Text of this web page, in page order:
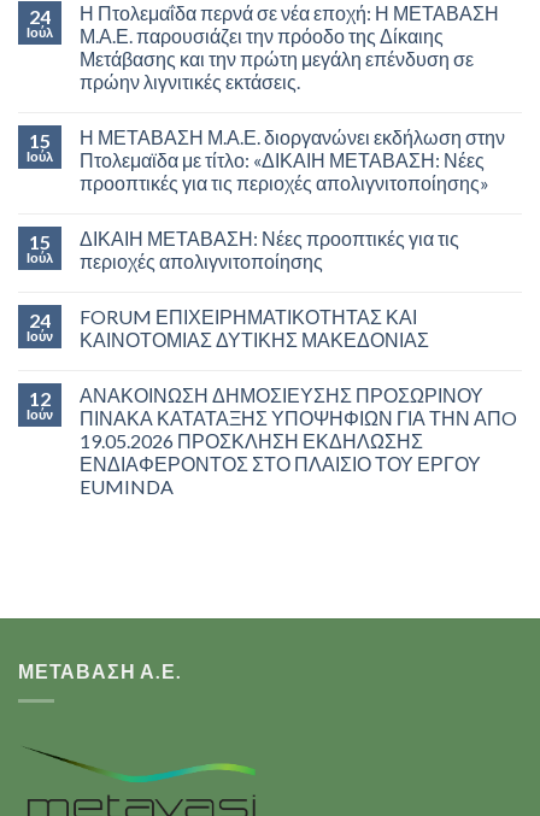
24
Ιούλ
Η Πτολεμαΐδα περνά σε νέα εποχή: Η ΜΕΤΑΒΑΣΗ
Μ.Α.Ε. παρουσιάζει την πρόοδο της Δίκαιης
Μετάβασης και την πρώτη μεγάλη επένδυση σε
πρώην λιγνιτικές εκτάσεις.
15
Ιούλ
Η ΜΕΤΑΒΑΣΗ Μ.Α.Ε. διοργανώνει εκδήλωση στην
Πτολεμαϊδα με τίτλο: «ΔΙΚΑΙΗ ΜΕΤΑΒΑΣΗ: Νέες
προοπτικές για τις περιοχές απολιγνιτοποίησης»
15
Ιούλ
ΔΙΚΑΙΗ ΜΕΤΑΒΑΣΗ: Νέες προοπτικές για τις
περιοχές απολιγνιτοποίησης
24
Ιούν
FORUM ΕΠΙΧΕΙΡΗΜΑΤΙΚΟΤΗΤΑΣ ΚΑΙ
ΚΑΙΝΟΤΟΜΙΑΣ ΔΥΤΙΚΗΣ ΜΑΚΕΔΟΝΙΑΣ
12
Ιούν
ΑΝΑΚΟΙΝΩΣΗ ΔΗΜΟΣΙΕΥΣΗΣ ΠΡΟΣΩΡΙΝΟΥ
ΠΙΝΑΚΑ ΚΑΤΑΤΑΞΗΣ ΥΠΟΨΗΦΙΩΝ ΓΙΑ ΤΗΝ ΑΠO
19.05.2026 ΠΡΟΣΚΛΗΣΗ ΕΚΔΗΛΩΣΗΣ
ΕΝΔΙΑΦΕΡΟΝΤΟΣ ΣΤΟ ΠΛΑΙΣΙΟ ΤΟΥ ΕΡΓΟΥ
EUMINDA
ΜΕΤΑΒΑΣΗ Α.Ε.